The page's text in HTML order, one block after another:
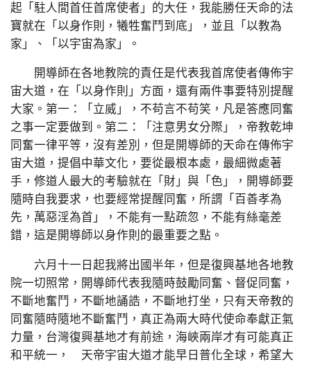
起「駐人間首任首席使者」的大任，我能勝任天命的法
寶就在「以身作則，犧牲奮鬥到底」，並且「以教為
家」、「以宇宙為家」。
開導師在各地教院的責任是代表我首席使者傳佈宇
宙大道，在「以身作則」方面，還有兩件事要特別提醒
大家。第一：「立威」，不苟言不苟笑，凡是答應同奮
之事一定要做到。第二：「注意男女分際」，帝教乾坤
同奮一律平等，沒有差別，但是開導師的天命在傳佈宇
宙大道，提倡中華文化，要從最根本處，最細微處著
手，修道人最大的考驗就在「財」與「色」，開導師要
隨時自我要求，也要經常提醒同奮，所謂「百善孝為
先，萬惡淫為首」，不能有一點疏忽，不能有絲毫差
錯，這是開導師以身作則的最重要之點。
六月十一日起我將出國半年，但是復興基地各地教
院一切照常，開導師代表我隨時鼓勵同奮、督促同奮，
不斷地奮鬥，不斷地誦誥，不斷地打坐，只有天帝教的
同奮隨時隨地不斷奮鬥，真正為兩大時代使命奉獻正氣
力量，台灣復興基地才有前途，海峽兩岸才有可能真正
和平統一， 天帝宇宙大道才能早日普化全球，希望大